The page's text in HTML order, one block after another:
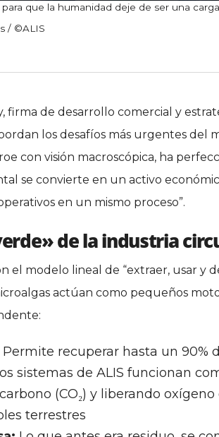
que la humanidad deje de ser una
/ ©ALIS
firma de desarrollo comercial y
los desafíos más urgentes del
con visión macroscópica, ha
se convierte en un activo
en un mismo proceso”.
de la industria
el modelo lineal de “extraer, usar y
actúan como pequeños
Permite recuperar hasta un 90%
sistemas de ALIS funcionan
(CO₂) y liberando
terrestres